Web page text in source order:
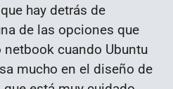
hay detrás de
de las opciones que
cuando Ubuntu
mucho en el diseño de